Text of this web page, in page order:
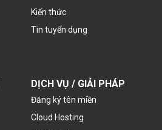
Kiến thức
Tin tuyển dụng
DỊCH VỤ / GIẢI PHÁP
Đăng ký tên miền
Cloud Hosting